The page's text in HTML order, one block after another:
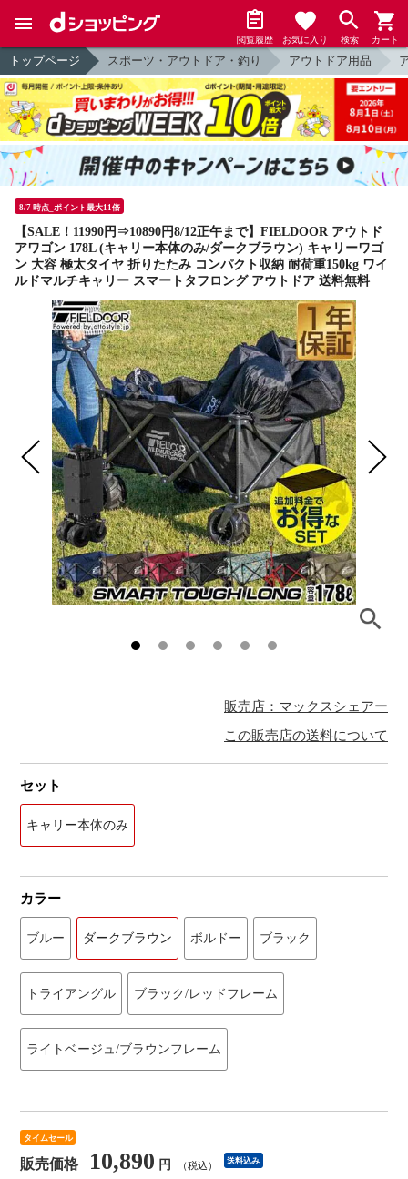
閲覧履歴 お気に入り 検索 カート
トップページ スポーツ・アウトドア・釣り アウトドア用品
8/7 時点_ポイント最大11倍
【SALE！11990円⇒10890円8/12正午まで】FIELDOOR アウトド
アワゴン 178L (キャリー本体のみ/ダークブラウン) キャリーワゴ
ン 大容 極太タイヤ 折りたたみ コンパクト収納 耐荷重150kg ワイ
ルドマルチキャリー スマートタフロング アウトドア 送料無料
販売店：マックスシェアー
この販売店の送料について
セット
キャリー本体のみ
カラー
ブルー ダークブラウン ボルドー ブラック
トライアングル ブラック/レッドフレーム
ライトベージュ/ブラウンフレーム
タイムセール
販売価格 10,890 円 （税込） 送料込み